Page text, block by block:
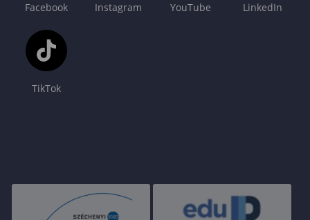
Facebook Instagram YouTube LinkedIn
TikTok